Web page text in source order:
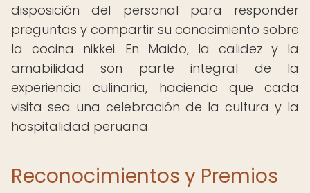
disposición del personal para responder
preguntas y compartir su conocimiento sobre
la cocina nikkei. En Maido, la calidez y la
amabilidad son parte integral de la
experiencia culinaria, haciendo que cada
visita sea una celebración de la cultura y la
hospitalidad peruana.
Reconocimientos y Premios